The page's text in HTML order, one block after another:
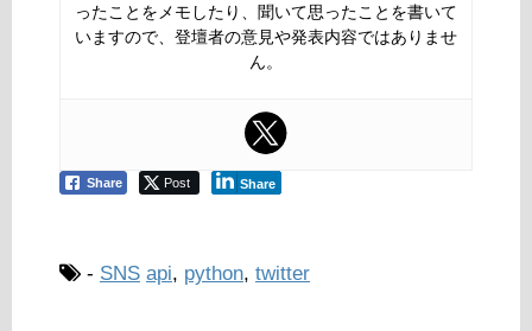
ったことをメモしたり、聞いて思ったことを書いて
いますので、登壇者の意見や発表内容ではありませ
ん。
Share Post Share
- SNS api, python, twitter